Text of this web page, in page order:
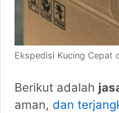
Ekspedisi Kucing Cepat
Berikut adalah
aman, dan